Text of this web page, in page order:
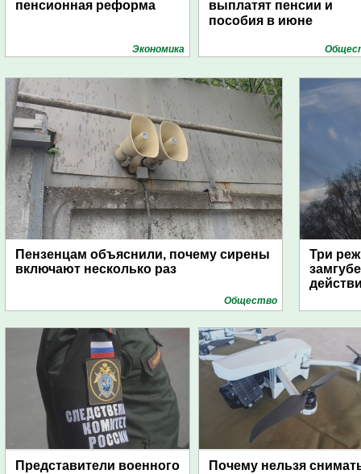
пенсионная реформа
Экономика
выплатят пенсии и
пособия в июне
Пензенцам объяснили, почему сирены
включают несколько раз
Общество
Три
Представители военного
Почему нельзя